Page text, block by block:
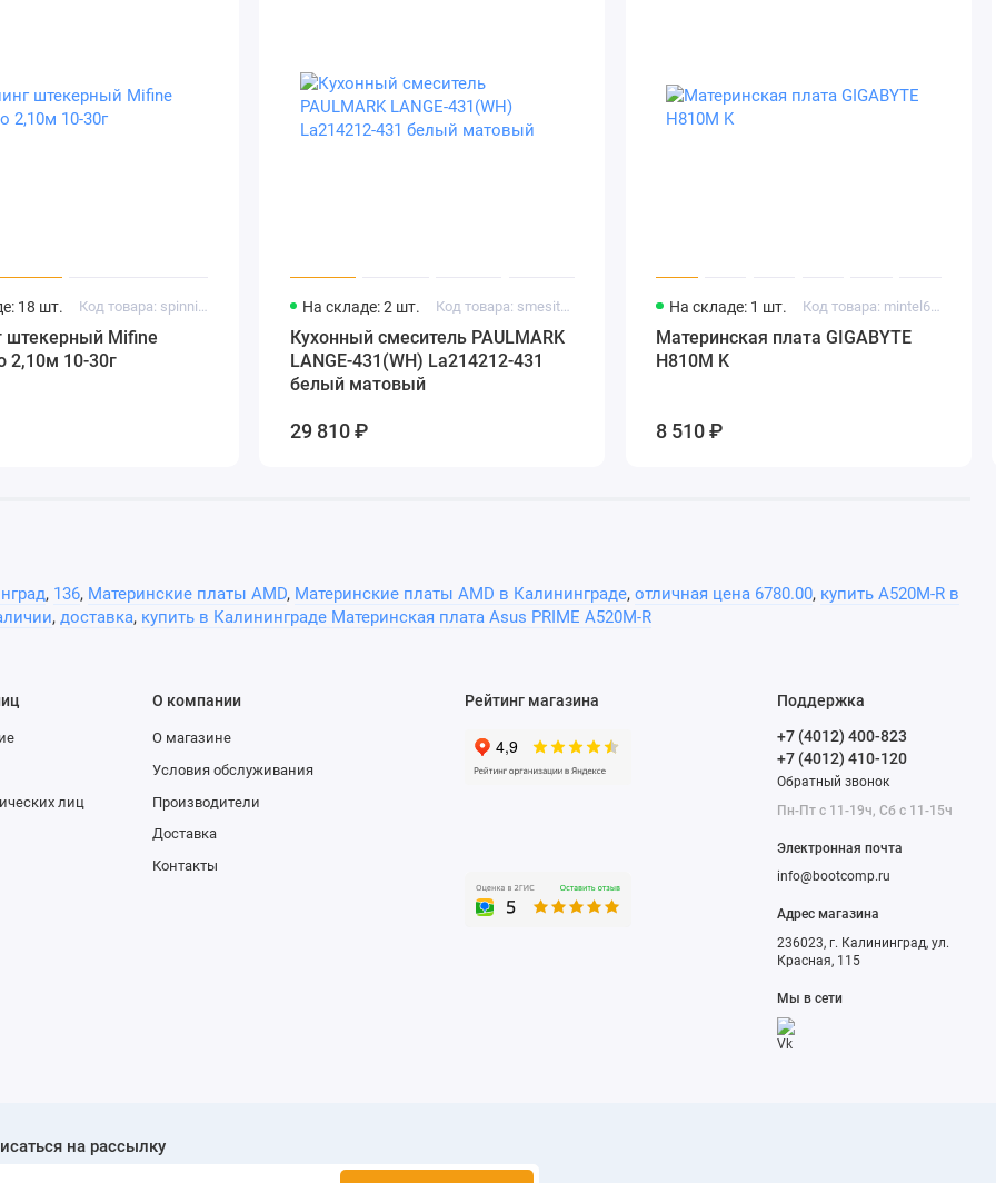
x USB 3.2 Gen 1 (19 pin), 2 x USB 2.0 (9 pin)
18 шт. Код товара: spinning42
штекерный Mifine
2,10м 10-30г
На складе: 2 шт. Код товара: smesitel70
Кухонный смеситель PAULMARK
LANGE-431(WH) La214212-431
белый матовый
29 810 ₽
На складе: 1 шт. Код товара: mintel617
Материнская плата GIGABYTE
H810M K
8 510 ₽
, 136, Материнские платы AMD, Материнские платы AMD в Калининграде, отличная цена 6780.00, купить A520M-R в
, доставка, купить в Калининграде Материнская плата Asus PRIME A520M-R
лиц
О компании
О магазине
Условия обслуживания
Производители
Доставка
Контакты
Рейтинг магазина
Поддержка
+7 (4012) 400-823
+7 (4012) 410-120
Обратный звонок
Пн-Пт с 11-19ч, Сб с 11-15ч
Электронная почта
info@bootcomp.ru
Адрес магазина
236023, г. Калининград, ул.
Красная, 115
Мы в сети
на рассылку